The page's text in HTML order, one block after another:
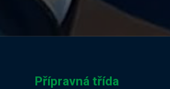
Přípravná třída